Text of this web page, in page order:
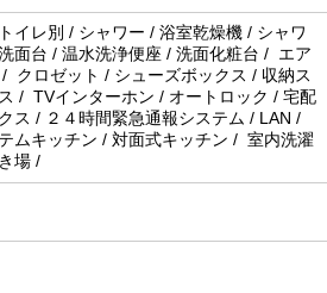
イレ別 / シャワー / 浴室乾燥機 / シャワ
面台 / 温水洗浄便座 / 洗面化粧台 / エア
/ クロゼット / シューズボックス / 収納ス
/ TVインターホン / オートロック / 宅配
ス / ２４時間緊急通報システム / LAN /
ムキッチン / 対面式キッチン / 室内洗濯
場 /